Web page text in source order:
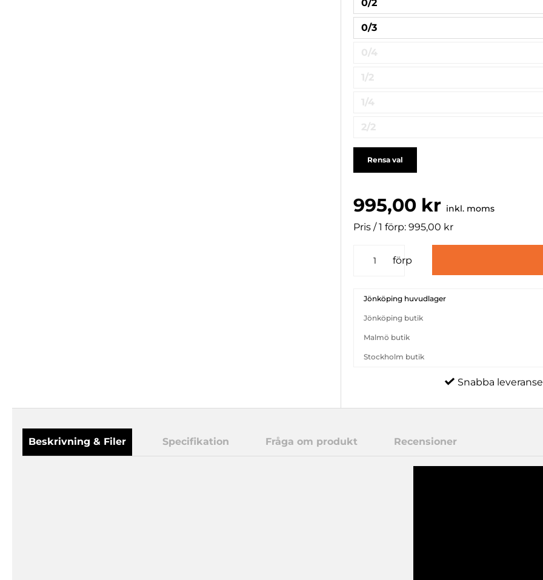
0/2
0/3
0/4
1/2
1/4
2/2
Rensa val
995,00 kr inkl. moms
Pris / 1 förp: 995,00 kr
förp
Jönköping huvudlager
Jönköping butik
Malmö butik
Stockholm butik
Snabba
Beskrivning & Filer Specifikation Fråga om produkt Recensioner